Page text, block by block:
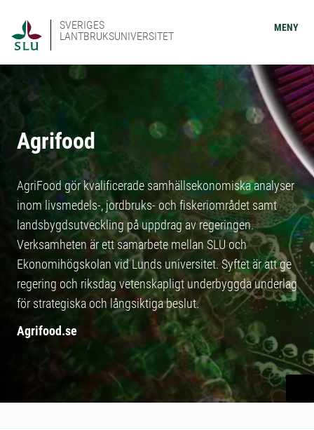
SVERIGES
LANTBRUKSUNIVERSITET
MENY
Agrifood
AgriFood gör kvalificerade samhällsekonomiska analyser
inom livsmedels-, jordbruks- och fiskeriområdet samt
landsbygdsutveckling på uppdrag av regeringen.
Verksamheten är ett samarbete mellan SLU och
Ekonomihögskolan vid Lunds universitet. Syftet är att ge
regering och riksdag vetenskapligt underbyggda underlag
för strategiska och långsiktiga beslut.
Agrifood.se